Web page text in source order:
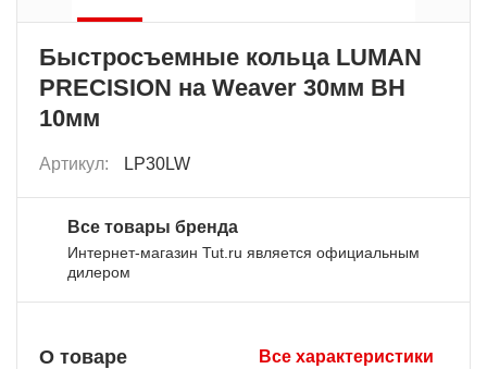
Быстросъемные кольца LUMAN
PRECISION на Weaver 30мм BH
10мм
Артикул: LP30LW
Все товары бренда
Интернет-магазин Tut.ru является официальным
дилером
О товаре Все характеристики